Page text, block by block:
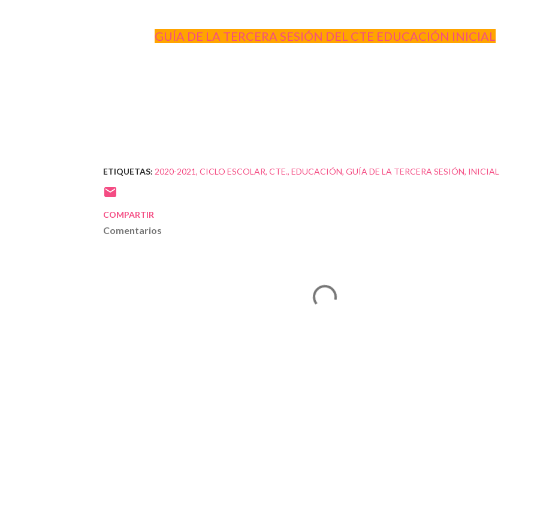
GUÍA DE LA TERCERA SESIÓN DEL CTE EDUCACIÓN INICIAL
ETIQUETAS: 2020-2021 CICLO ESCOLAR CTE. EDUCACIÓN GUÍA DE LA TERCERA SESIÓN INICIAL
COMPARTIR
Comentarios